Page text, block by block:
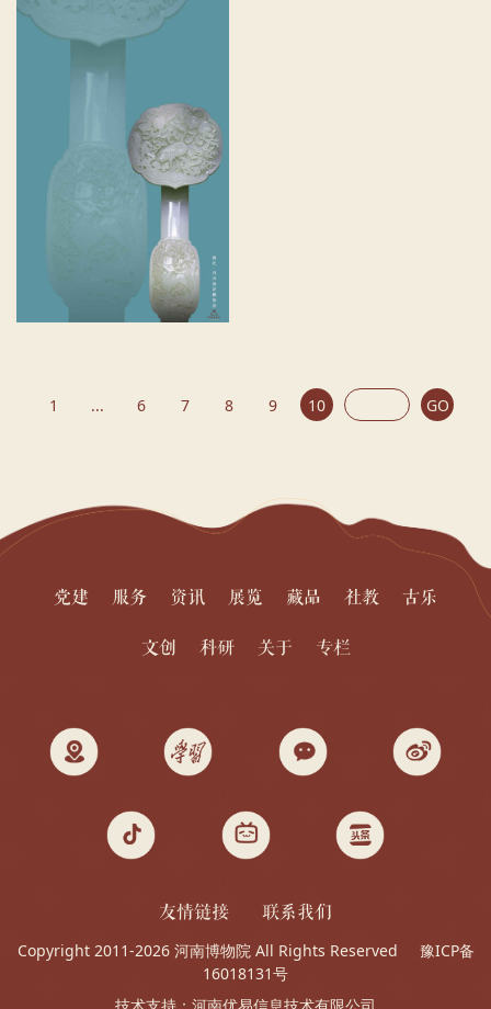
1 ... 6 7 8 9 10 GO
党建 服务 资讯 展览 藏品 社教 古乐
文创 科研 关于 专栏
友情链接 联系我们
Copyright 2011-2026 河南博物院 All Rights Reserved
豫ICP备
16018131号